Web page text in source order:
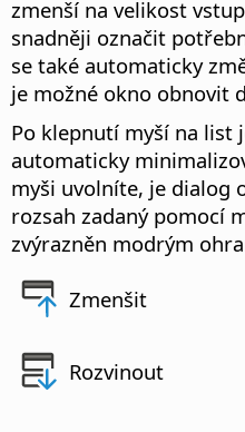
zmenší na velikost
snadněji označit
se také automaticky
je možné okno obnovit
Po klepnutí myší na list
automaticky
myši uvolníte, je dialog
rozsah zadaný pomocí
zvýrazněn modrým
Zmenšit
Rozvinout